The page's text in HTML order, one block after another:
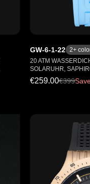
GW-6-1-22 2+
20 ATM
SOLARUHR,
€259.00€399